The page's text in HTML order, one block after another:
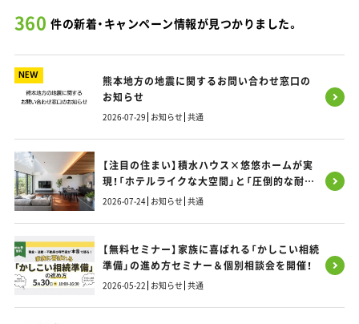
360 件の新着・キャンペーン情報が見つかりました。
NEW
熊本地方の地震に関するお問い合わせ窓口の
お知らせ
2026-07-29 お知らせ 共通
【注目の住まい】積水ハウス×悠悠ホームが実
現！「ホテルライクな大空間」と「圧倒的な耐震
性」を両立する「SIコラボ」の秘密とは？
2026-07-24 お知らせ 共通
【無料セミナー】家族に喜ばれる「かしこい相続
準備」の進め方セミナー＆個別相談会を開催！
2026-05-22 お知らせ 共通